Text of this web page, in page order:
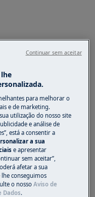
drenagem para
por objetos
desliga-o da
com uma
para melhorar o
e de marketing.
utilização do nosso site
e análise de
está a consentir a
a sua
e apresentar
sem aceitar”,
afetar a sua
lhe conseguimos
o nossoAviso de
Dados.
Continuar sem aceitar